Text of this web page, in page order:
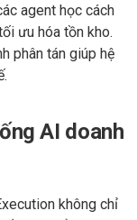
agent học cách
ưu hóa tồn kho.
phân tán giúp hệ
AI doanh
không chỉ